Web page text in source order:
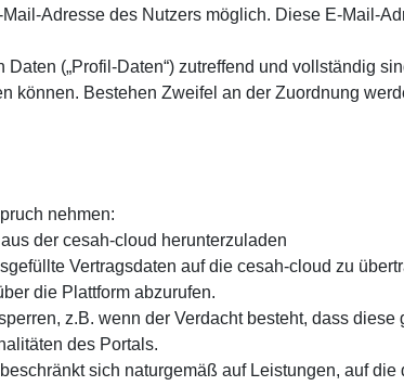
Adresse des Nutzers möglich. Diese E-Mail-
(„Profil-Daten“) zutreffend und vollständig
Bestehen Zweifel an der Zuordnung
nehmen:
der cesah-cloud herunterzuladen
Vertragsdaten auf die cesah-cloud zu
die Plattform abzurufen.
z.B. wenn der Verdacht besteht, dass
des Portals.
sich naturgemäß auf Leistungen, auf